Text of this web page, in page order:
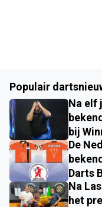
Populair
Na elf
bij
De
Darts
Na
het